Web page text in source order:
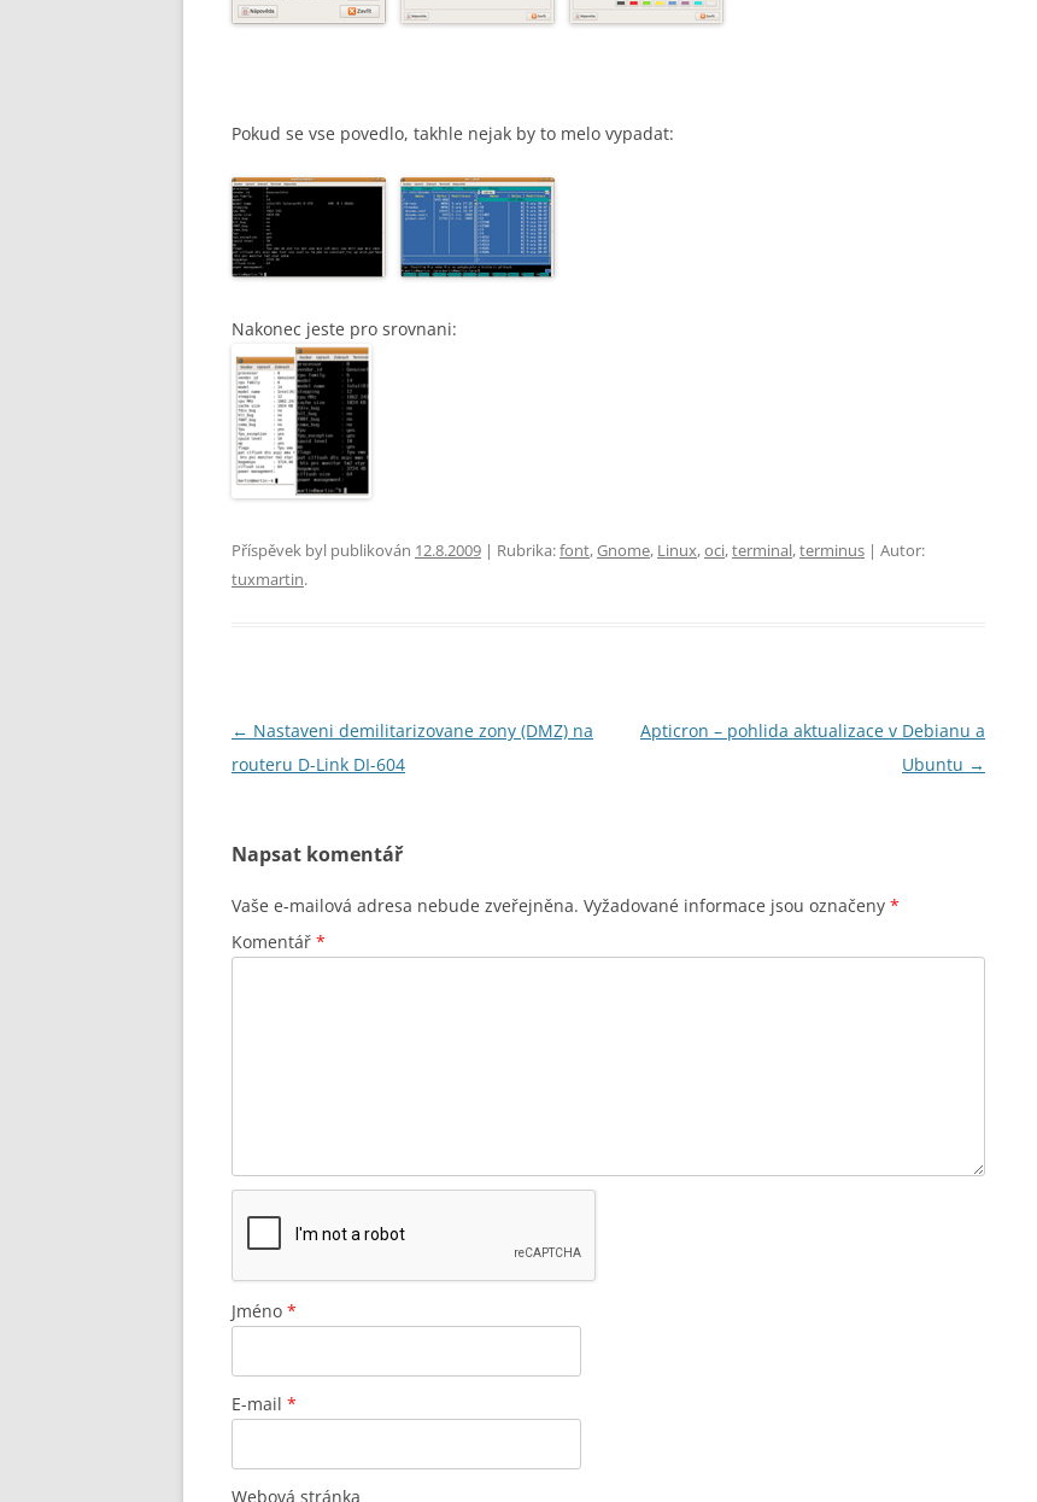
Pokud se vse povedlo, takhle nejak by to melo vypadat:
Nakonec jeste pro srovnani:
Příspěvek byl publikován 12.8.2009 | Rubrika:font,Gnome, Linux,oci,terminal,terminus | Autor:
tuxmartin.
Navigace
pro
← Nastaveni demilitarizovane zony (DMZ) na
routeru D-Link DI-604
Apticron – pohlida aktualizace v Debianu a
Ubuntu →
Napsat komentář
Vaše e-mailová adresa nebude zveřejněna. Vyžadované informace jsou označeny *
Komentář *
Jméno *
E-mail *
Webová stránka